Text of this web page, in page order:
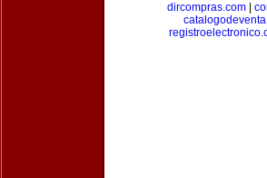
dircompras.com